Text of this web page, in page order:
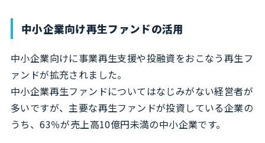
中小企業向け再生ファンドの活用
中小企業向けに事業再生支援や投融資をおこなう再生フ
ァンドが拡充されました。
中小企業再生ファンドについてはなじみがない経営者が
多いですが、主要な再生ファンドが投資している企業の
うち、63％が売上高10億円未満の中小企業です。